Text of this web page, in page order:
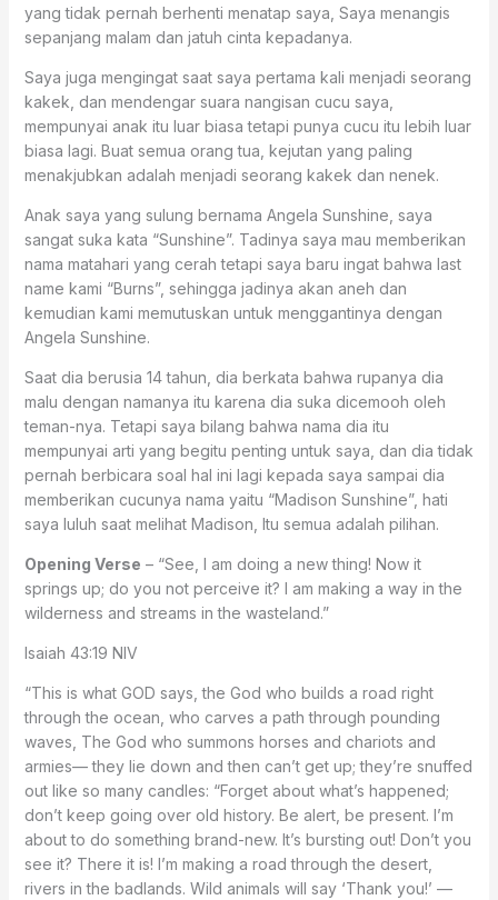
yang tidak pernah berhenti menatap saya, Saya menangis
sepanjang malam dan jatuh cinta kepadanya.
Saya juga mengingat saat saya pertama kali menjadi seorang
kakek, dan mendengar suara nangisan cucu saya,
mempunyai anak itu luar biasa tetapi punya cucu itu lebih luar
biasa lagi. Buat semua orang tua, kejutan yang paling
menakjubkan adalah menjadi seorang kakek dan nenek.
Anak saya yang sulung bernama Angela Sunshine, saya
sangat suka kata “Sunshine”. Tadinya saya mau memberikan
nama matahari yang cerah tetapi saya baru ingat bahwa last
name kami “Burns”, sehingga jadinya akan aneh dan
kemudian kami memutuskan untuk menggantinya dengan
Angela Sunshine.
Saat dia berusia 14 tahun, dia berkata bahwa rupanya dia
malu dengan namanya itu karena dia suka dicemooh oleh
teman-nya. Tetapi saya bilang bahwa nama dia itu
mempunyai arti yang begitu penting untuk saya, dan dia tidak
pernah berbicara soal hal ini lagi kepada saya sampai dia
memberikan cucunya nama yaitu “Madison Sunshine”, hati
saya luluh saat melihat Madison, Itu semua adalah pilihan.
Opening Verse – “See, I am doing a new thing! Now it
springs up; do you not perceive it? I am making a way in the
wilderness and streams in the wasteland.”
‭‭Isaiah‬ ‭43:19‬ ‭NIV‬‬
“This is what GOD says, the God who builds a road right
through the ocean, who carves a path through pounding
waves, The God who summons horses and chariots and
armies— they lie down and then can’t get up; they’re snuffed
out like so many candles: “Forget about what’s happened;
don’t keep going over old history. Be alert, be present. I’m
about to do something brand-new. It’s bursting out! Don’t you
see it? There it is! I’m making a road through the desert,
rivers in the badlands. Wild animals will say ‘Thank you!’ —